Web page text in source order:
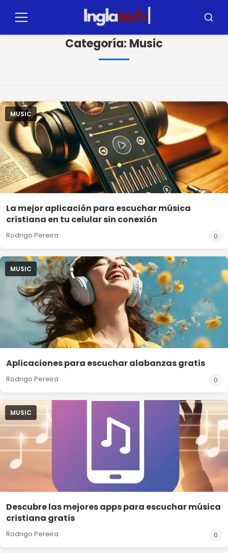
paraMenú
Categoría: Music
MUSIC
La mejor aplicación para escuchar música
cristiana en tu celular sin conexión
Rodrigo Pereira 0
MUSIC
Aplicaciones para escuchar alabanzas gratis
Rodrigo Pereira 0
MUSIC
Descubre las mejores apps para escuchar música
cristiana gratis
Rodrigo Pereira 0